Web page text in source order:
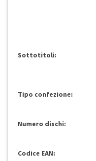
Sottotitoli:
Tipo confezione:
Numero dischi:
Codice EAN: